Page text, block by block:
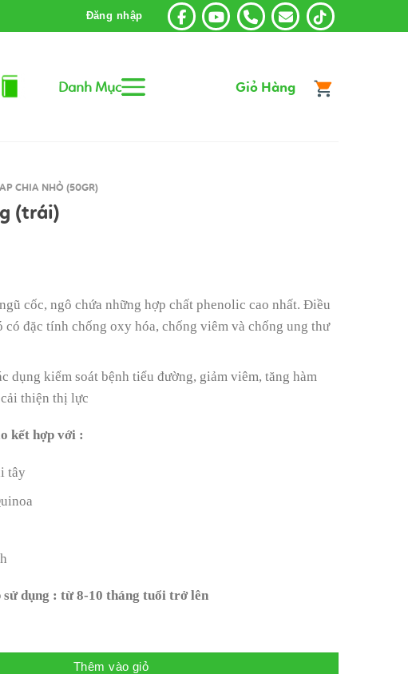
Đăng nhập
Danh Mục Giỏ Hàng
CHIA NHỎ (50GR)
(trái)
cốc, ngô chứa những hợp chất phenolic cao nhất. Điều
có đặc tính chống oxy hóa, chống viêm và chống ung thư
dụng kiểm soát bệnh tiểu đường, giảm viêm, tăng hàm
thiện thị lực
kết hợp với :
tây
dụng : từ 8-10 tháng tuổi trở lên
Thêm vào giỏ